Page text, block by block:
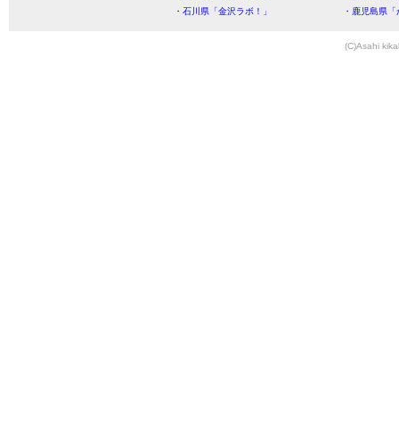
・石川県「金沢ラボ！」
・鹿児島県
(C)Asahi